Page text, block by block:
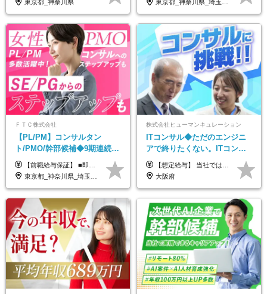
東京都_神奈川県
東京都_神奈川県_埼玉県_千葉県
ＦＴＣ株式会社
【PL/PM】コンサルタン
ト/PMO/幹部候補◆9期連続大
幅増益！10期目の成長＋安定
性【前給保証】
【前職給与保証】 ■即戦力（経験目安5年以上）： 月給45万円～80万円 ■経験者（経験目安3年以上）： 月給40万円～60万円 ■ローキャリア（経験目安1年程度）： 月給35万円～40万円 ■未経験者： 月給30万円～35万円 ※上記金額には固定残業代30時間分 【未経験者5万5000円～7万3000円、 ローキャリア6万4000円～7万3000円、 経験者5万8000円～10万9000円、 即戦力8万2000円～14万5000円】を含みます。 ※30時間を超える場合は追加で全額支給します。 ※経験・能力・前職給与などを総合的に評価したうえでご納得いただけるよう個別決定。 未経験者の場合、前職給与とポテンシャルを査定のうえ決定いたします。 ※日本国内でのIT業界経験、または同等の実務経験と能力に応じて決定します。 ※前職給与は日本円かつ、日本国内での実績に基づき評価します。 【納得の評価システム】 ★クォーター毎に査定する評価制度導入！ 明確な評価基準で翌年度年収を上げましょう！ ★評価対象期間に在籍中のほとんどの社員が昇給し 年収アップを実現しています！ ★様々なインセンティブ制度を用意し多角的に正当評価しています！ ※試用期間6カ月（期間中の待遇等に差異なし）
東京都_神奈川県_埼玉県_千葉県
株式会社ヒューマンキュレーション
ITコンサル◆ただのエンジニ
アで終りたくない。ITコンサ
ル・PMに挑戦出来る！成長中
の次世代IT企業
【想定給与】 当社では、すべてのプロジェクトで受注単価を完全開示。 給与はその単価に連動し、還元率は80％以上を保証しています。 経験・スキル・貢献度に応じて報酬を正当に評価し、前職年収の保証も行っています。 ■正社員 月給35万円以上＋賞与年2回（みなし残業20h分含む） ◇試用期間は3ヶ月（期間中の待遇に変更なし） ◇みなし残業は案件先によって異なります。詳細は面談にてご説明致します。 ※経験・スキルを考慮し優遇 年収例： ・29歳女性／年収700万円（開発→上流転向） ・38歳男性／年収1,100万円（PMO・マネジメント） ・47歳男性／年収1,300万円（ITコンサル・高裁量案件）
大阪府